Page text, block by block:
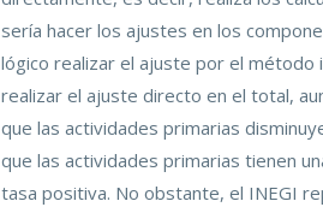
sería hacer los ajustes en los
lógico realizar el ajuste por el método
realizar el ajuste directo en el total,
que las actividades primarias
que las actividades primarias tienen
tasa positiva. No obstante, el INEGI